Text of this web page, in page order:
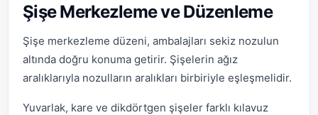
Şişe Merkezleme ve Düzenleme
Şişe merkezleme düzeni, ambalajları sekiz nozulun
altında doğru konuma getirir. Şişelerin ağız
aralıklarıyla nozulların aralıkları birbiriyle eşleşmelidir.
Yuvarlak, kare ve dikdörtgen şişeler farklı kılavuz